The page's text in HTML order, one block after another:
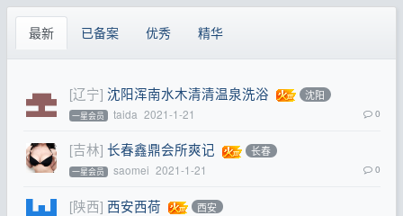
最新 已备案 优秀 精华
[辽宁] 沈阳浑南水木清清温泉洗浴 沈阳
一星会员 taida 2021-1-21 0
[吉林] 长春鑫鼎会所爽记 长春
一星会员 saomei 2021-1-21 0
[陕西] 西安西荷 西安